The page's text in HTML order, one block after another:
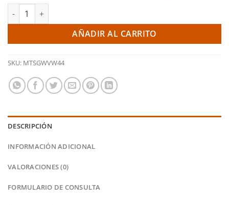
Kit de suspensiones roscadas -25/80 - Golf Mk2/Mk3 Syncro
AÑADIR AL CARRITO
SKU: MTSGWVW44
DESCRIPCIÓN
INFORMACIÓN ADICIONAL
VALORACIONES (0)
FORMULARIO DE CONSULTA